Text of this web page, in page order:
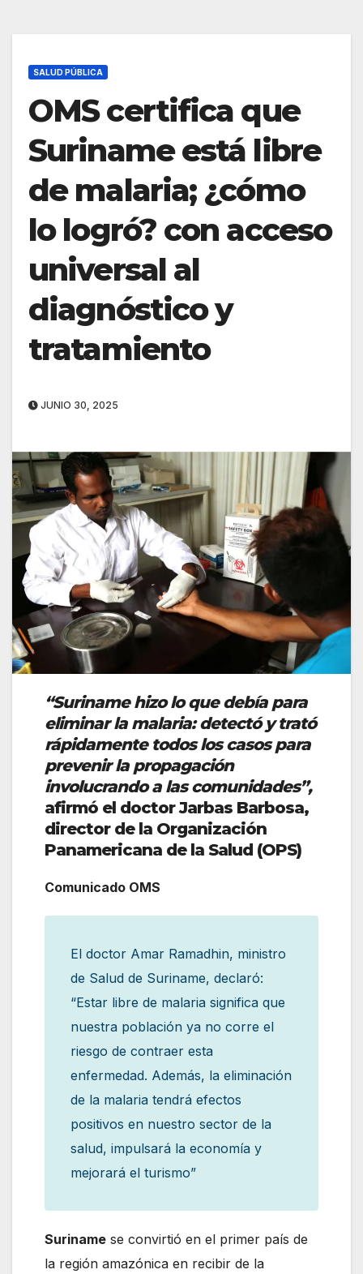
SALUD PÚBLICA
OMS certifica que
Suriname está libre
de malaria; ¿cómo
lo logró? con acceso
universal al
diagnóstico y
tratamiento
JUNIO 30, 2025
“Suriname hizo lo que debía para
eliminar la malaria: detectó y trató
rápidamente todos los casos para
prevenir la propagación
involucrando a las comunidades”,
afirmó el doctor Jarbas Barbosa,
director de la Organización
Panamericana de la Salud (OPS)
Comunicado OMS
El doctor Amar Ramadhin, ministro
de Salud de Suriname, declaró:
“Estar libre de malaria significa que
nuestra población ya no corre el
riesgo de contraer esta
enfermedad. Además, la eliminación
de la malaria tendrá efectos
positivos en nuestro sector de la
salud, impulsará la economía y
mejorará el turismo”
Suriname se convirtió en el primer país de
la región amazónica en recibir de la